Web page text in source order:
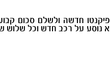
פיקנטו חדשה ולשלם סכום
נוסע על רכב חדש וכל שלוש